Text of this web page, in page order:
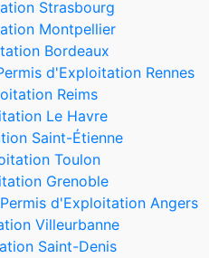
Strasbourg
Montpellier
Bordeaux
d'Exploitation Rennes
Reims
Le Havre
Saint-Étienne
Toulon
Grenoble
Permis d'Exploitation Angers
Villeurbanne
Saint-Denis